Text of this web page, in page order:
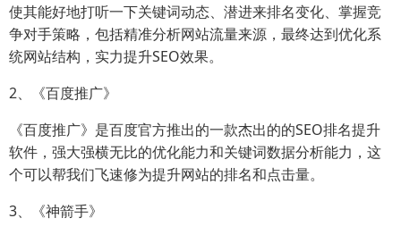
使其能好地打听一下关键词动态、潜进来排名变化、掌握竞
争对手策略，包括精准分析网站流量来源，最终达到优化系
统网站结构，实力提升SEO效果。
2、《百度推广》
《百度推广》是百度官方推出的一款杰出的的SEO排名提升
软件，强大强横无比的优化能力和关键词数据分析能力，这
个可以帮我们飞速修为提升网站的排名和点击量。
3、《神箭手》